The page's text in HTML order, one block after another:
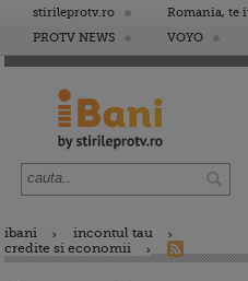
stirileprotv.ro Romania, te
PROTV NEWS
VOYO
ibani
incontul tau
credite si economii